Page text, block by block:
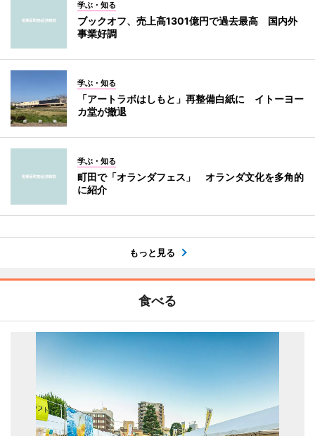
学ぶ・知る
ブックオフ、売上高1301億円で過去最高 国内外
事業好調
学ぶ・知る
「アートラボはしもと」再整備白紙に イトーヨー
カ堂が撤退
学ぶ・知る
町田で「オランダフェス」 オランダ文化を多角的
に紹介
もっと見る
食べる